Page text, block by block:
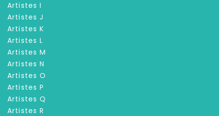
Artistes I
Artistes J
Artistes K
Artistes L
Artistes M
Artistes N
Artistes O
Artistes P
Artistes Q
Artistes R